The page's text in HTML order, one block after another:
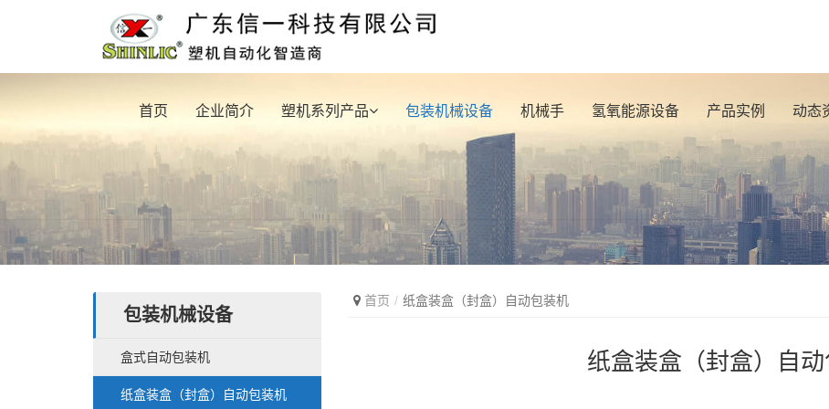
首页 企业简介 塑机系列产品 包装机械设备 机械手 氢氧能源设备 产品实例 动态
首页 纸盒装盒（封盒）自动包装机
纸盒装盒（封盒）自
包装机械设备
盒式自动包装机
纸盒装盒（封盒）自动包装机